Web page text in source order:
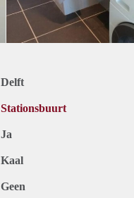
Delft
Stationsbuurt
Ja
Kaal
Geen